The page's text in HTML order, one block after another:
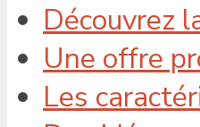
Découvrez
Une offre
Les